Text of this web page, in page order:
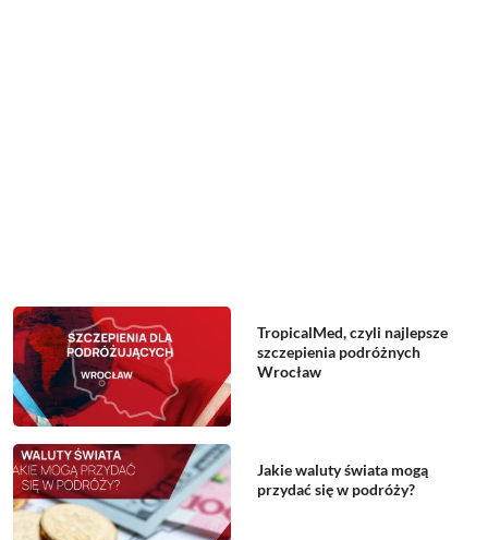
TropicalMed, czyli najlepsze
szczepienia podróżnych
Wrocław
Jakie waluty świata mogą
przydać się w podróży?